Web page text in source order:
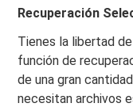
Recuperación
Tienes la libertad
función de
de una gran
necesitan archivos